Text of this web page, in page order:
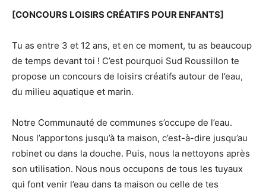
[CONCOURS LOISIRS CRÉATIFS POUR ENFANTS]
Tu as entre 3 et 12 ans, et en ce moment, tu as beaucoup
de temps devant toi ! C’est pourquoi Sud Roussillon te
propose un concours de loisirs créatifs autour de l’eau,
du milieu aquatique et marin.
Notre Communauté de communes s’occupe de l’eau.
Nous l’apportons jusqu’à ta maison, c’est-à-dire jusqu’au
robinet ou dans la douche. Puis, nous la nettoyons après
son utilisation. Nous nous occupons de tous les tuyaux
qui font venir l’eau dans ta maison ou celle de tes